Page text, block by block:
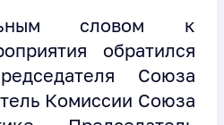
словом к
обратился
Союза
Комиссии Союза